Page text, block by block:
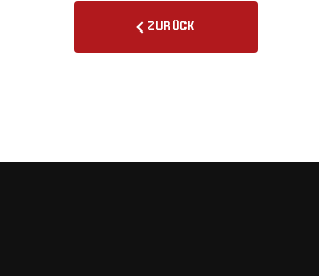
ZURÜCK